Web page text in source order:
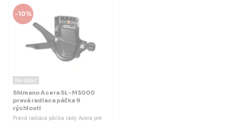
-10%
Na dotaz
Shimano Acera SL-M3000
pravá radiaca páčka 9
rýchlostí
Pravá radiaca páčka rady Acera pre